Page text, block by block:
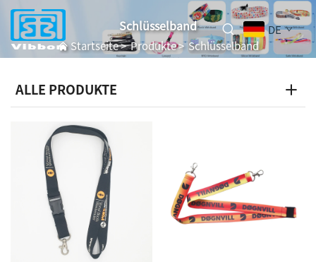
DE
Schlüsselband
Startseite>Produkte>Schlüsselband
ALLE PRODUKTE